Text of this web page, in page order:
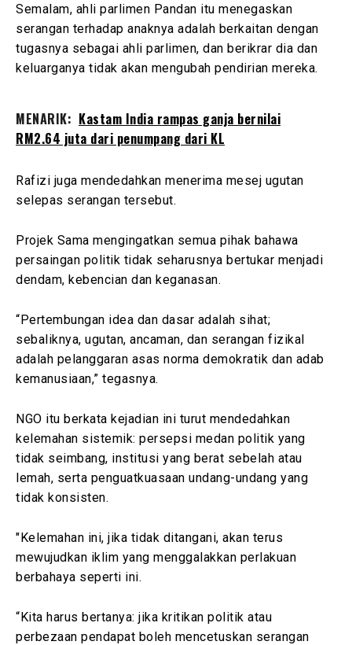
Semalam, ahli parlimen Pandan itu menegaskan
serangan terhadap anaknya adalah berkaitan dengan
tugasnya sebagai ahli parlimen, dan berikrar dia dan
keluarganya tidak akan mengubah pendirian mereka.
MENARIK: Kastam India rampas ganja bernilai
RM2.64 juta dari penumpang dari KL
Rafizi juga mendedahkan menerima mesej ugutan
selepas serangan tersebut.
Projek Sama mengingatkan semua pihak bahawa
persaingan politik tidak seharusnya bertukar menjadi
dendam, kebencian dan keganasan.
“Pertembungan idea dan dasar adalah sihat;
sebaliknya, ugutan, ancaman, dan serangan fizikal
adalah pelanggaran asas norma demokratik dan adab
kemanusiaan,” tegasnya.
NGO itu berkata kejadian ini turut mendedahkan
kelemahan sistemik: persepsi medan politik yang
tidak seimbang, institusi yang berat sebelah atau
lemah, serta penguatkuasaan undang-undang yang
tidak konsisten.
"Kelemahan ini, jika tidak ditangani, akan terus
mewujudkan iklim yang menggalakkan perlakuan
berbahaya seperti ini.
“Kita harus bertanya: jika kritikan politik atau
perbezaan pendapat boleh mencetuskan serangan